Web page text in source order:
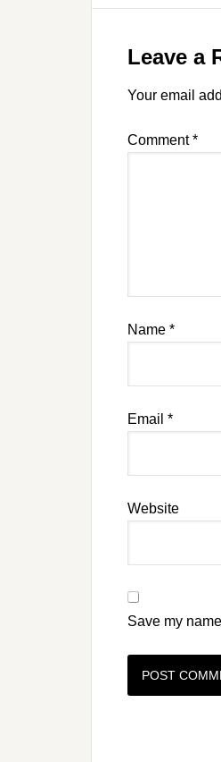
Leave a
Your email
Comment*
Name *
Email *
Website
Save my